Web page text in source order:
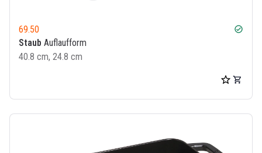
69.50 check_circle
Staub Auflaufform
40.8 cm, 24.8 cm